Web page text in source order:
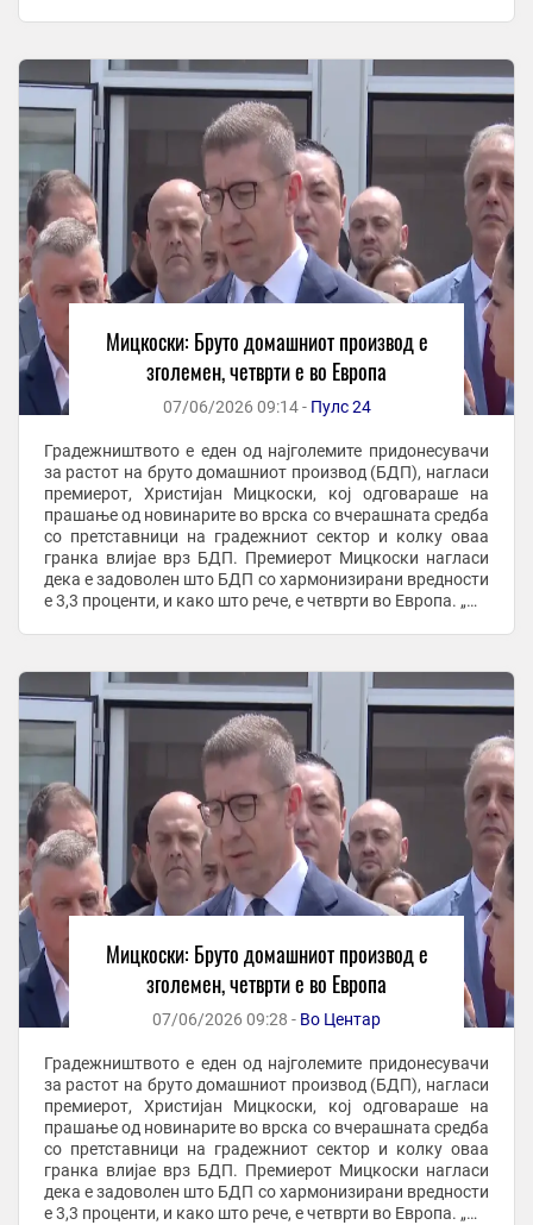
Мицкоски: Бруто домашниот производ е
зголемен, четврти е во Европа
07/06/2026 09:14 - Пулс 24
Градежништвото е еден од најголемите придонесувачи
за растот на бруто домашниот производ (БДП), нагласи
премиерот, Христијан Мицкоски, кој одговараше на
прашање од новинарите во врска со вчерашната средба
со претставници на градежниот сектор и колку оваа
гранка влијае врз БДП. Премиерот Мицкоски нагласи
дека е задоволен што БДП со хармонизирани вредности
е 3,3 проценти, и како што рече, е четврти во Европа. „Ме
Мицкоски: Бруто домашниот производ е
зголемен, четврти е во Европа
07/06/2026 09:28 - Во Центар
Градежништвото е еден од најголемите придонесувачи
за растот на бруто домашниот производ (БДП), нагласи
премиерот, Христијан Мицкоски, кој одговараше на
прашање од новинарите во врска со вчерашната средба
со претставници на градежниот сектор и колку оваа
гранка влијае врз БДП. Премиерот Мицкоски нагласи
дека е задоволен што БДП со хармонизирани вредности
е 3,3 проценти, и како што рече, е четврти во Европа. „Ме